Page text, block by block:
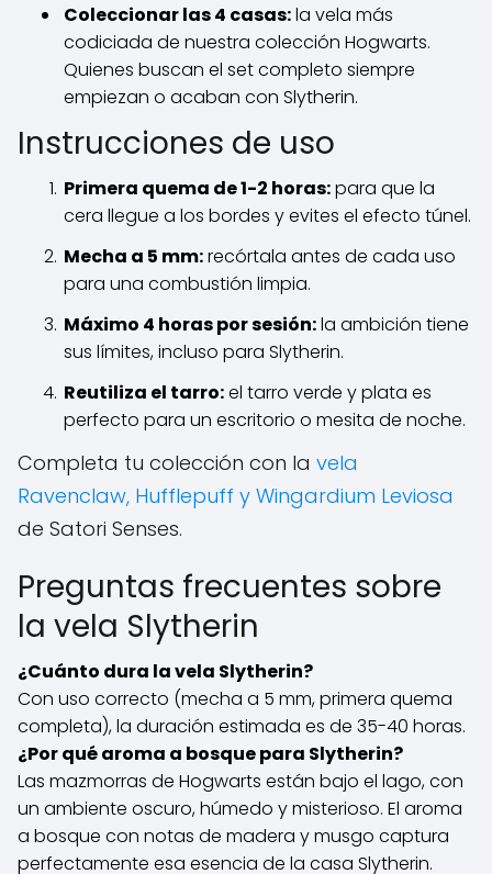
Coleccionar las 4 casas:la vela más
codiciada de nuestra colección Hogwarts.
Quienes buscan el set completo siempre
empiezan o acaban con Slytherin.
Instrucciones de uso
Primera quema de 1-2 horas:para que la
cera llegue a los bordes y evites el efecto túnel.
Mecha a 5 mm:recórtala antes de cada uso
para una combustión limpia.
Máximo 4 horas por sesión:la ambición tiene
sus límites, incluso para Slytherin.
Reutiliza el tarro:el tarro verde y plata es
perfecto para un escritorio o mesita de noche.
Completa tu colección con la vela
Ravenclaw, Hufflepuff y Wingardium Leviosa
de Satori Senses.
Preguntas frecuentes sobre
la vela Slytherin
¿Cuánto dura la vela Slytherin?
Con uso correcto (mecha a 5 mm, primera quema
completa), la duración estimada es de 35-40 horas.
¿Por qué aroma a bosque para Slytherin?
Las mazmorras de Hogwarts están bajo el lago, con
un ambiente oscuro, húmedo y misterioso. El aroma
a bosque con notas de madera y musgo captura
perfectamente esa esencia de la casa Slytherin.